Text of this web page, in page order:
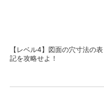
【レベル4】図面の穴寸法の表
記を攻略せよ！